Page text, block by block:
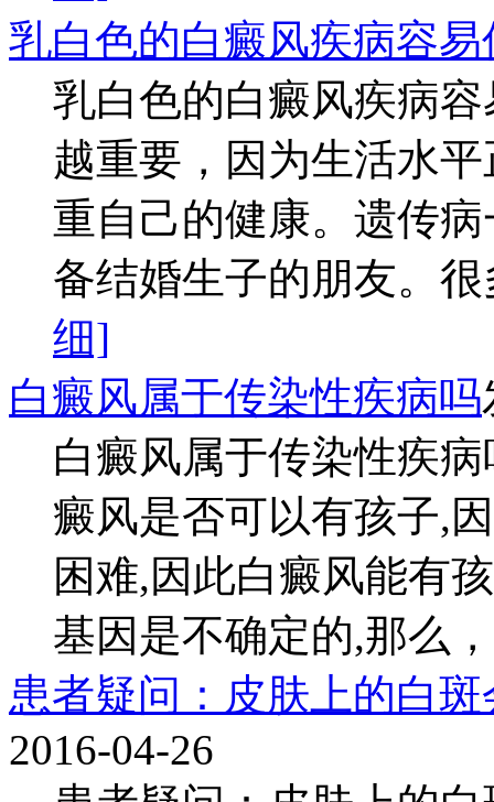
乳白色的白癜风疾病容易
乳白色的白癜风疾病
越重要，因为生活水
重自己的健康。遗传
备结婚生子的朋友。
细]
白癜风属于传染性疾病吗
白癜风属于传染性疾
癜风是否可以有孩子,
困难,因此白癜风能有
基因是不确定的,那么
患者疑问：皮肤上的白
2016-04-26